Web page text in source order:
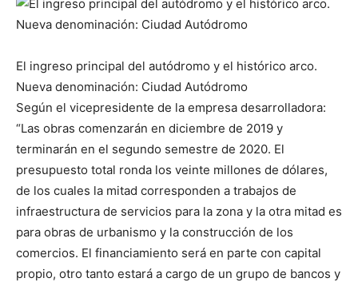
El ingreso principal del autódromo y el histórico arco.
Nueva denominación: Ciudad Autódromo
Según el vicepresidente de la empresa desarrolladora:
“Las obras comenzarán en diciembre de 2019 y
terminarán en el segundo semestre de 2020. El
presupuesto total ronda los veinte millones de dólares,
de los cuales la mitad corresponden a trabajos de
infraestructura de servicios para la zona y la otra mitad es
para obras de urbanismo y la construcción de los
comercios. El financiamiento será en parte con capital
propio, otro tanto estará a cargo de un grupo de bancos y